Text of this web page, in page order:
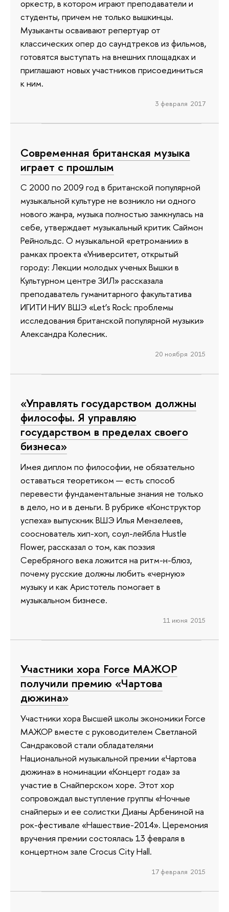
оркестр, в котором играют преподаватели и
студенты, причем не только вышкинцы.
Музыканты осваивают репертуар от
классических опер до саундтреков из фильмов,
готовятся выступать на внешних площадках и
приглашают новых участников присоединиться
к ним.
3 февраля 2017
Современная британская музыка
играет с прошлым
С 2000 по 2009 год в британской популярной
музыкальной культуре не возникло ни одного
нового жанра, музыка полностью замкнулась на
себе, утверждает музыкальный критик Саймон
Рейнольдс. О музыкальной «ретромании» в
рамках проекта «Университет, открытый
городу: Лекции молодых ученых Вышки в
Культурном центре ЗИЛ» рассказала
преподаватель гуманитарного факультатива
ИГИТИ НИУ ВШЭ «Let’s Rock: проблемы
исследования британской популярной музыки»
Александра Колесник.
20 ноября 2015
«Управлять государством должны
философы. Я управляю
государством в пределах своего
бизнеса»
Имея диплом по философии, не обязательно
оставаться теоретиком — есть способ
перевести фундаментальные знания не только
в дело, но и в деньги. В рубрике «Конструктор
успеха» выпускник ВШЭ Илья Мензелеев,
сооснователь хип-хоп, соул-лейбла Hustle
Flower, рассказал о том, как поэзия
Серебряного века ложится на ритм-н-блюз,
почему русские должны любить «черную»
музыку и как Аристотель помогает в
музыкальном бизнесе.
11 июня 2015
Участники хора Force МАЖОР
получили премию «Чартова
дюжина»
Участники хора Высшей школы экономики Force
МАЖОР вместе с руководителем Светланой
Сандраковой стали обладателями
Национальной музыкальной премии «Чартова
дюжина» в номинации «Концерт года» за
участие в Снайперском хоре. Этот хор
сопровождал выступление группы «Ночные
снайперы» и ее солистки Дианы Арбениной на
рок-фестивале «Нашествие-2014». Церемония
вручения премии состоялась 13 февраля в
концертном зале Crocus City Hall.
17 февраля 2015